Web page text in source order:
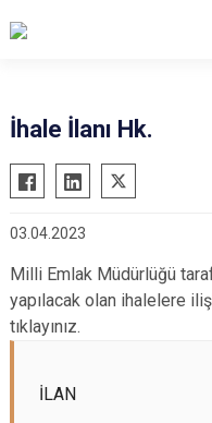
Akyazı
Ferizli
Geyve
Hendek
Karapürçek
Karasu
İhale İlanı Hk.
03.04.2023
Milli Emlak Müdürlüğü
yapılacak olan ihalelere
tıklayınız.
İLAN